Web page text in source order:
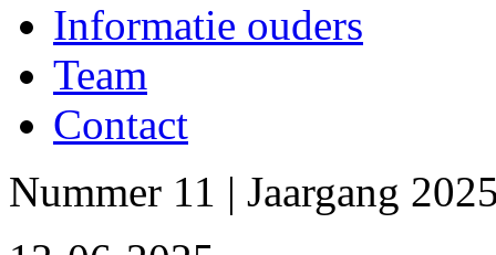
Informatie ouders
Team
Contact
Nummer 11 | Jaargang